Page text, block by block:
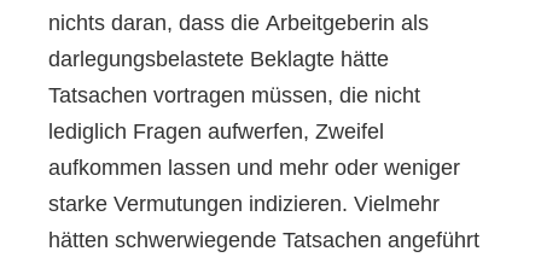
nichts daran, dass die Arbeitgeberin als
darlegungsbelastete Beklagte hätte
Tatsachen vortragen müssen, die nicht
lediglich Fragen aufwerfen, Zweifel
aufkommen lassen und mehr oder weniger
starke Vermutungen indizieren. Vielmehr
hätten schwerwiegende Tatsachen angeführt